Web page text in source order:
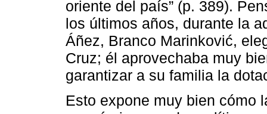
oriente del país” (p. 389).
los últimos años, durante la
Áñez, Branco Marinković,
Cruz; él aprovechaba muy
garantizar a su familia la
Esto expone muy bien cómo